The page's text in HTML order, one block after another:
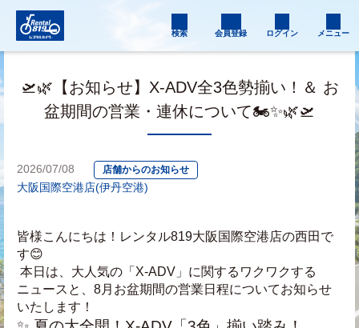
検索 会員登録 ログイン メニュー
🛫🌿【お知らせ】X-ADV全3色勢揃い！＆ お
盆期間の営業・連休について🏍️✨🌿🛫
2026/07/08 店舗からのお知らせ
大阪国際空港店(伊丹空港)
皆様こんにちは！レンタル819大阪国際空港店の西田で
す😊
ニュースと、8月お盆期間の営業日程についてお知らせ
いたします！